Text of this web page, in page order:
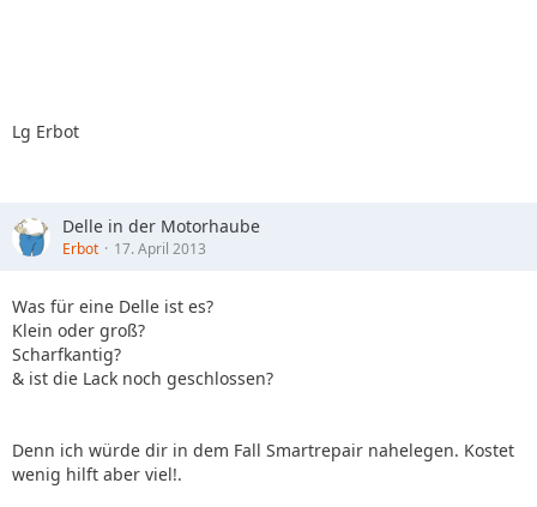
Lg Erbot
Delle in der Motorhaube
Erbot 17. April 2013
Was für eine Delle ist es?
Klein oder groß?
Scharfkantig?
& ist die Lack noch geschlossen?
Denn ich würde dir in dem Fall Smartrepair nahelegen. Kostet
wenig hilft aber viel!.